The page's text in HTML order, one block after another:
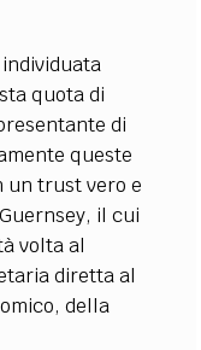
quota di
di
queste
un trust vero e
il cui
volta al
diretta al
della